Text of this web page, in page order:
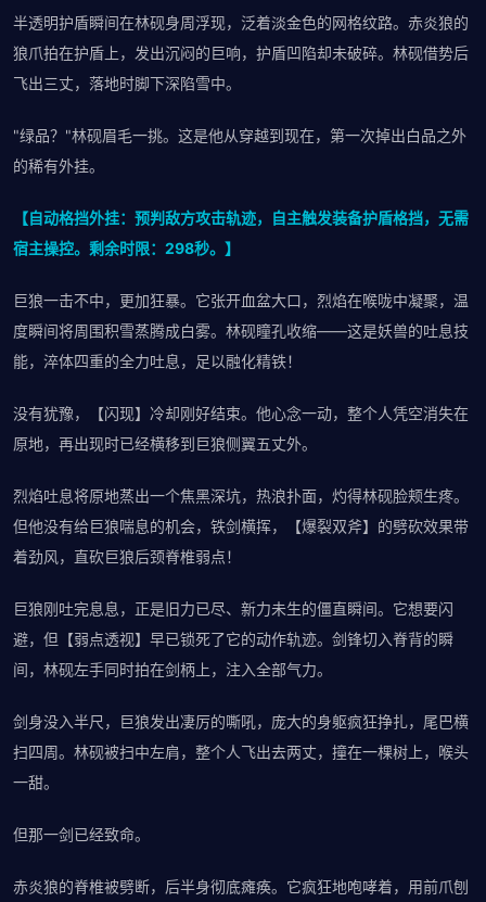
半透明护盾瞬间在林砚身周浮现，泛着淡金色的网格纹路。赤炎狼的
狼爪拍在护盾上，发出沉闷的巨响，护盾凹陷却未破碎。林砚借势后
飞出三丈，落地时脚下深陷雪中。
"绿品？"林砚眉毛一挑。这是他从穿越到现在，第一次掉出白品之外
的稀有外挂。
【自动格挡外挂：预判敌方攻击轨迹，自主触发装备护盾格挡，无需
宿主操控。剩余时限：298秒。】
巨狼一击不中，更加狂暴。它张开血盆大口，烈焰在喉咙中凝聚，温
度瞬间将周围积雪蒸腾成白雾。林砚瞳孔收缩——这是妖兽的吐息技
能，淬体四重的全力吐息，足以融化精铁！
没有犹豫，【闪现】冷却刚好结束。他心念一动，整个人凭空消失在
原地，再出现时已经横移到巨狼侧翼五丈外。
烈焰吐息将原地蒸出一个焦黑深坑，热浪扑面，灼得林砚脸颊生疼。
但他没有给巨狼喘息的机会，铁剑横挥，【爆裂双斧】的劈砍效果带
着劲风，直砍巨狼后颈脊椎弱点！
巨狼刚吐完息息，正是旧力已尽、新力未生的僵直瞬间。它想要闪
避，但【弱点透视】早已锁死了它的动作轨迹。剑锋切入脊背的瞬
间，林砚左手同时拍在剑柄上，注入全部气力。
剑身没入半尺，巨狼发出凄厉的嘶吼，庞大的身躯疯狂挣扎，尾巴横
扫四周。林砚被扫中左肩，整个人飞出去两丈，撞在一棵树上，喉头
一甜。
但那一剑已经致命。
赤炎狼的脊椎被劈断，后半身彻底瘫痪。它疯狂地咆哮着，用前爪刨